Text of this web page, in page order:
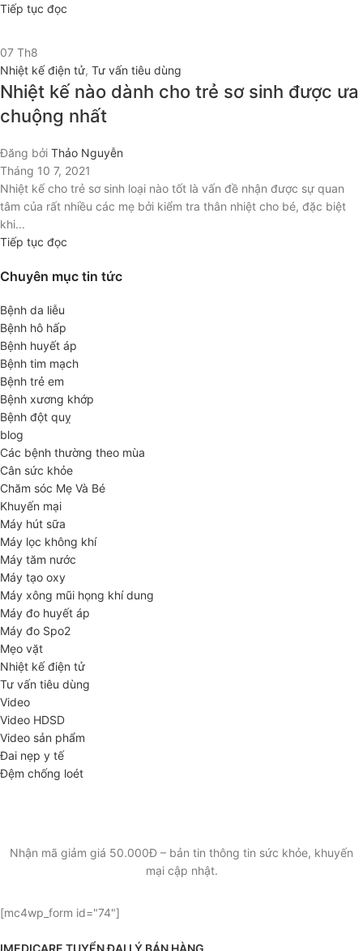
Tiếp tục đọc
07 Th8
Nhiệt kế điện tử, Tư vấn tiêu dùng
Nhiệt kế nào dành cho trẻ sơ sinh được ưa
chuộng nhất
Đăng bởi Thảo Nguyễn
Tháng 10 7, 2021
Nhiệt kế cho trẻ sơ sinh loại nào tốt là vấn đề nhận được sự quan
tâm của rất nhiều các mẹ bởi kiểm tra thân nhiệt cho bé, đặc biệt
khi...
Tiếp tục đọc
Chuyên mục tin tức
Bệnh da liễu
Bệnh hô hấp
Bệnh huyết áp
Bệnh tim mạch
Bệnh trẻ em
Bệnh xương khớp
Bệnh đột quỵ
blog
Các bệnh thường theo mùa
Cân sức khỏe
Chăm sóc Mẹ Và Bé
Khuyến mại
Máy hút sữa
Máy lọc không khí
Máy tăm nước
Máy tạo oxy
Máy xông mũi họng khí dung
Máy đo huyết áp
Máy đo Spo2
Mẹo vặt
Nhiệt kế điện tử
Tư vấn tiêu dùng
Video
Video HDSD
Video sản phẩm
Đai nẹp y tế
Đệm chống loét
Nhận mã giảm giá 50.000Đ – bản tin thông tin sức khỏe, khuyến
mại cập nhật.
[mc4wp_form id="74"]